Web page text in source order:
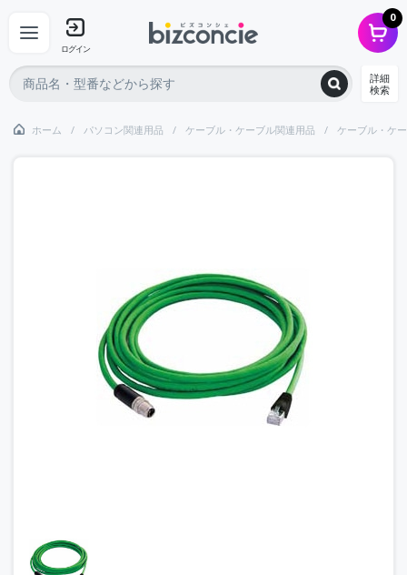
ログイン
0
詳細
検索
ホーム パソコン関連用品 ケーブル・ケーブル関連用品 ケーブル・ケ